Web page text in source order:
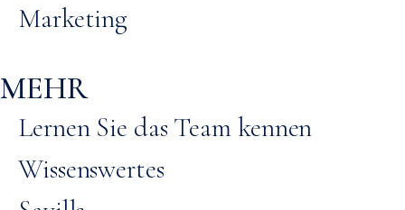
Marketing
MEHR
Lernen Sie das Team kennen
Wissenswertes